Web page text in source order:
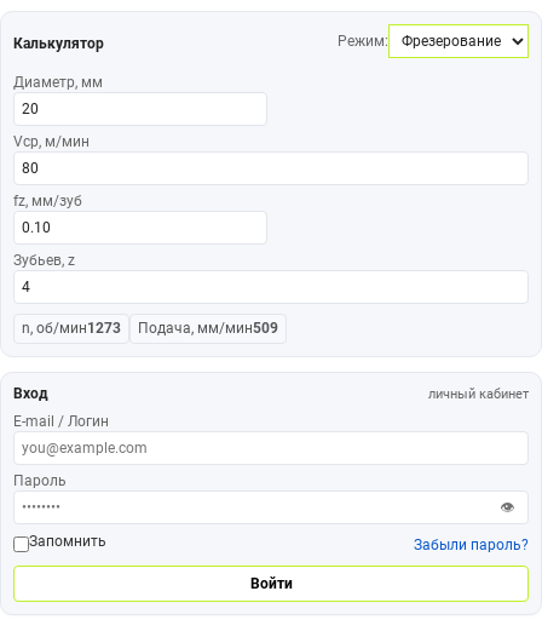
Калькулятор Режим:
Диаметр, мм
Vср, м/мин
fz, мм/зуб
Зубьев, z
n, об/мин1273 Подача, мм/мин509
Вход личный кабинет
E-mail / Логин
Пароль
👁
Запомнить
Забыли пароль?
Войти